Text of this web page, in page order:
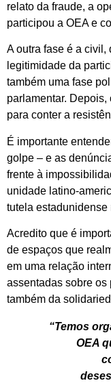
relato da fraude, a
participou a OEA e
A outra fase é a civil,
legitimidade da
também uma fase
parlamentar.
para conter a
É importante
golpe – e as
frente à
unidade latino-
tutela estadunidense
Acredito que é
de espaços que
em uma relação
assentadas sobre
também da
“Temos
OEA